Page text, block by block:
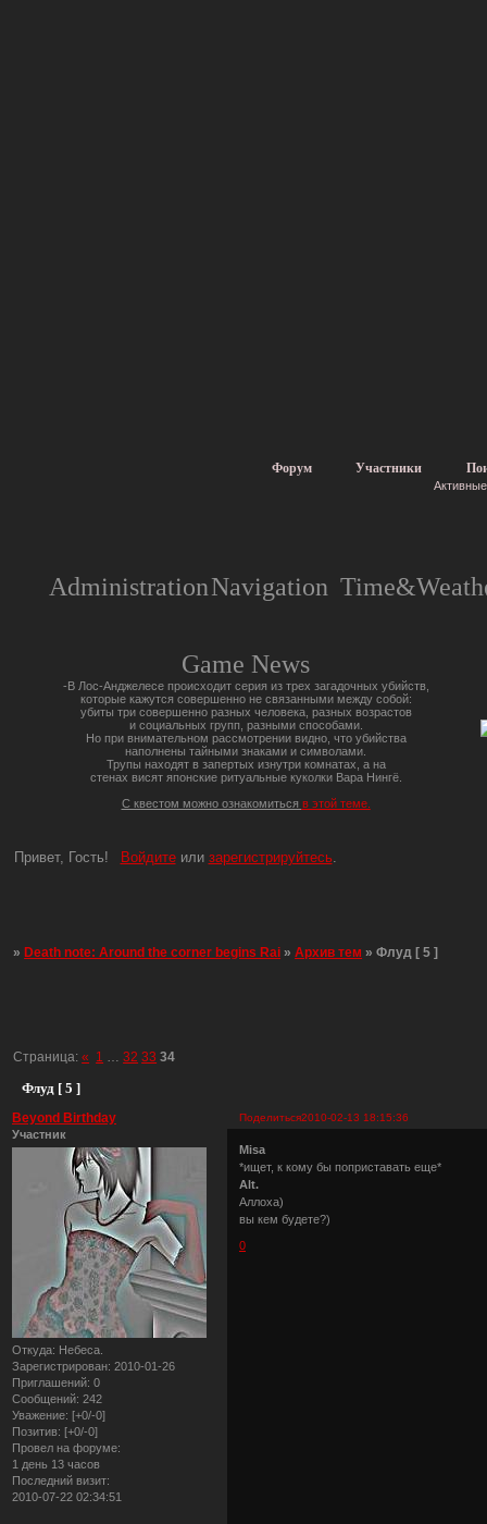
Форум Участники
AdministrationNavigation
Game News
-В Лос-Анджелесе происходит серия из трех загадочных убийств,
которые кажутся совершенно не связанными между собой:
убиты три совершенно разных человека, разных возрастов
и социальных групп, разными способами.
Но при внимательном рассмотрении видно, что убийства
наполнены тайными знаками и символами.
Трупы находят в запертых изнутри комнатах, а на
стенах висят японские ритуальные куколки Вара Нингё.
С квестом можно ознакомиться в этой теме.
Привет, Гость! Войдитеили зарегистрируйтесь.
»Death note: Around the corner begins Rai »Архив тем »Флуд [ 5 ]
Флуд [ 5 ]
Страница:« 1 32 33 34
Поделиться2010-02-13 18:15:36
Beyond Birthday
Участник
Откуда: Небеса.
Зарегистрирован: 2010-01-26
Приглашений: 0
Сообщений: 242
Уважение: [+0/-0]
Позитив: [+0/-0]
Провел на форуме:
1 день 13 часов
Последний визит:
2010-07-22 02:34:51
Misa
*ищет, к кому бы поприставать еще*
Alt.
Аллоха)
вы кем будете?)
0